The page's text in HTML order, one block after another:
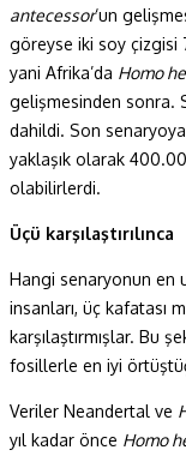
antecessor‘un
göreyse iki soy çizgisi
yani Afrika’da Homo
gelişmesinden sonra.
dahildi. Son
yaklaşık olarak
olabilirlerdi.
Üçü karşılaştırılınca
Hangi senaryonun en
insanları, üç kafatası
karşılaştırmışlar. Bu
fosillerle en iyi
Veriler Neandertal ve
yıl kadar önce Homo